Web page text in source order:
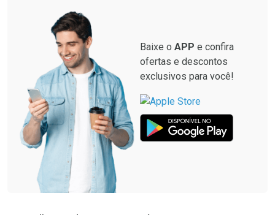
Baixe o APP e confira
ofertas e descontos
exclusivos para você!